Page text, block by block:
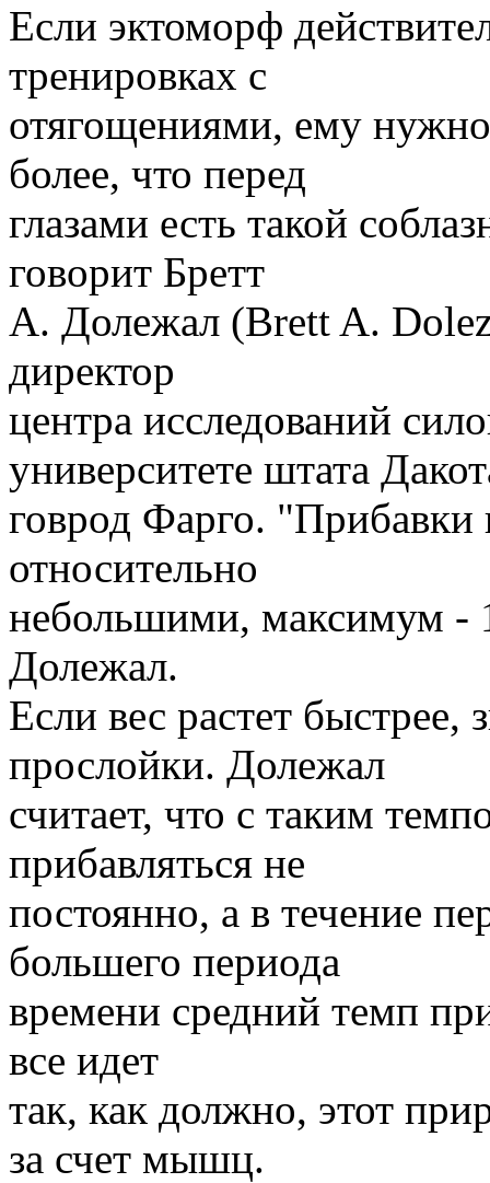
Если эктоморф
тренировках с
отягощениями, ему
более, что перед
глазами есть такой
говорит Бретт
А. Долежал (Brett A.
директор
центра исследований
университете штата
говрод Фарго. "Прибавки
относительно
небольшими, максимум -
Долежал.
Если вес растет
прослойки. Долежал
считает, что с таким
прибавляться не
постоянно, а в течение
большего периода
времени средний темп
все идет
так, как должно, этот
за счет мышц.